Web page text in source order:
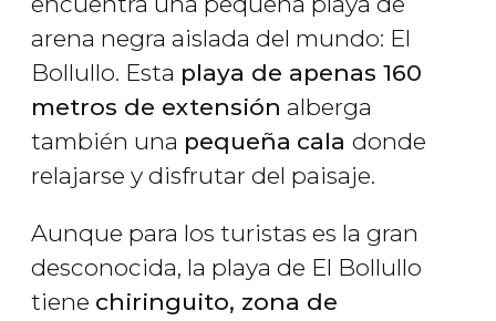
arena negra aislada del mundo: El
Bollullo. Esta playa de apenas 160
metros de extensión alberga
también una pequeña cala donde
relajarse y disfrutar del paisaje.
Aunque para los turistas es la gran
desconocida, la playa de El Bollullo
tiene chiringuito, zona de